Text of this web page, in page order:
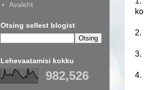
2.
3.
4.
Avaleht
Otsing sellest blogist
Lehevaatamisi kokku
982,526